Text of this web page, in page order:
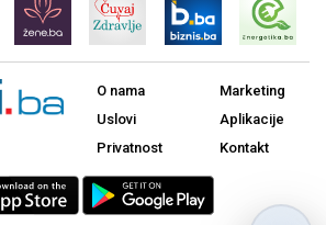
O nama
Uslovi
Privatnost
Marketing
Aplikacije
Kontakt